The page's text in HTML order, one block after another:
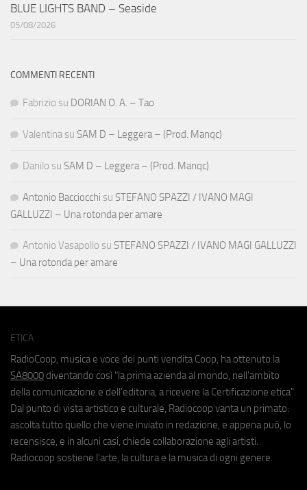
BLUE LIGHTS BAND – Seaside
05/08/2026
COMMENTI RECENTI
Fabrizio su DORIAN O. A. – Tao
Valentina su SAM D – Leggera – (Prod. Manqc)
Danilo su SAM D – Leggera – (Prod. Manqc)
Antonio Bacciocchi su STEFANO SPAZZI / IVANO MAGI
GALLUZZI – Una rotonda per amare
Antonio Vasapollo su STEFANO SPAZZI / IVANO MAGI GALLUZZI
– Una rotonda per amare
ETICA
RadioCoop, musica e voce dei punti vendita Coop, ha ottenuto la
SA8000 diventando così "la prima azienda al mondo, nell'ambito
della comunicazione e dell'editoria, a ricevere la Certificazione etica".
Dal punto di vista artistico e culturale, Radiocoop vanta un primato:
ascolta tutto quello che viene inviato in redazione, e appena può, lo
recensisce, e in alcuni casi, chiede collaborazione agli artisti.
Radiocoop sostiene l'arte, la cultura e la musica di ogni genere.